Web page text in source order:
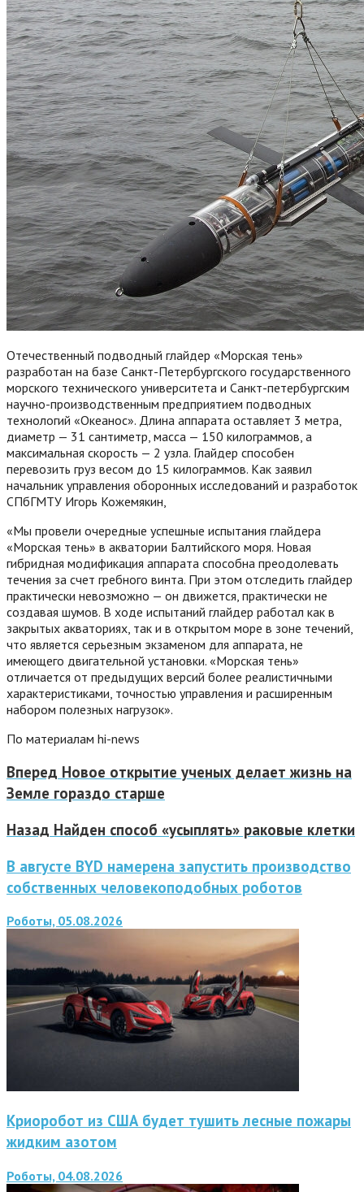
Отечественный подводный глайдер «Морская тень»
разработан на базе Санкт-Петербургского государственного
морского технического университета и Санкт-петербургским
научно-производственным предприятием подводных
технологий «Океанос». Длина аппарата оставляет 3 метра,
диаметр — 31 сантиметр, масса — 150 килограммов, а
максимальная скорость — 2 узла. Глайдер способен
перевозить груз весом до 15 килограммов. Как заявил
начальник управления оборонных исследований и разработок
СПбГМТУ Игорь Кожемякин,
«Мы провели очередные успешные испытания глайдера
«Морская тень» в акватории Балтийского моря. Новая
гибридная модификация аппарата способна преодолевать
течения за счет гребного винта. При этом отследить глайдер
практически невозможно — он движется, практически не
создавая шумов. В ходе испытаний глайдер работал как в
закрытых акваториях, так и в открытом море в зоне течений,
что является серьезным экзаменом для аппарата, не
имеющего двигательной установки. «Морская тень»
отличается от предыдущих версий более реалистичными
характеристиками, точностью управления и расширенным
набором полезных нагрузок».
По материалам hi-news
Вперед Новое открытие ученых делает жизнь на
Земле гораздо старше
Назад Найден способ «усыплять» раковые клетки
В августе BYD намерена запустить производство
собственных человекоподобных роботов
Роботы, 05.08.2026
Криоробот из США будет тушить лесные пожары
жидким азотом
Роботы, 04.08.2026